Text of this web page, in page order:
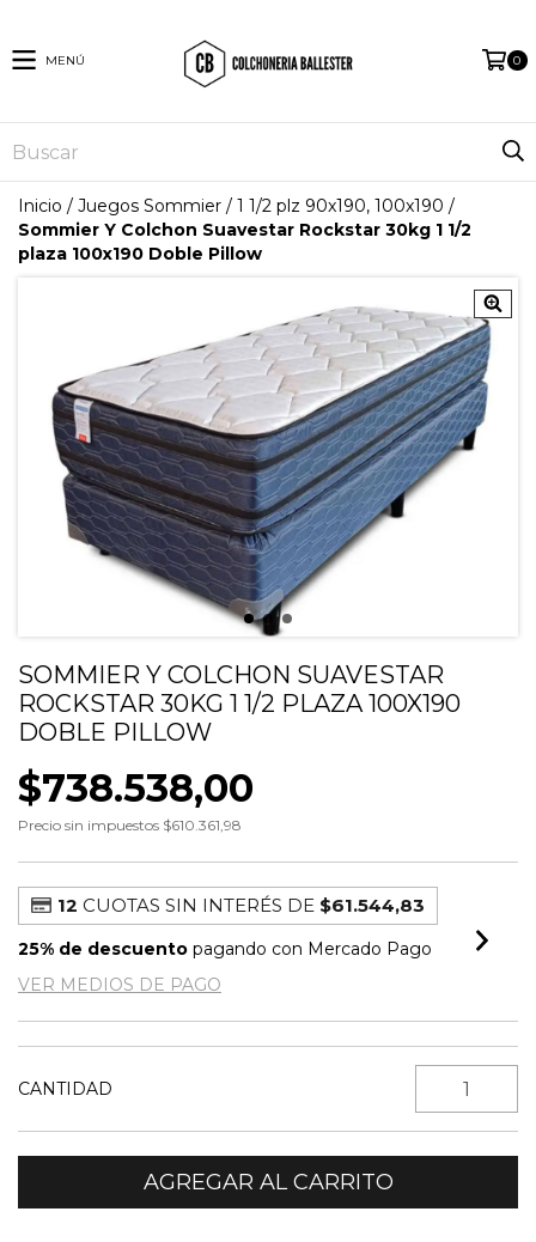
MENÚ 0
Inicio / Juegos Sommier / 1 1/2 plz 90x190, 100x190 /
Sommier Y Colchon Suavestar Rockstar 30kg 1 1/2
plaza 100x190 Doble Pillow
SOMMIER Y COLCHON SUAVESTAR
ROCKSTAR 30KG 1 1/2 PLAZA 100X190
DOBLE PILLOW
$738.538,00
Precio sin impuestos $610.361,98
12 CUOTAS SIN INTERÉS DE $61.544,83
25% de descuento pagando con Mercado Pago
VER MEDIOS DE PAGO
CANTIDAD